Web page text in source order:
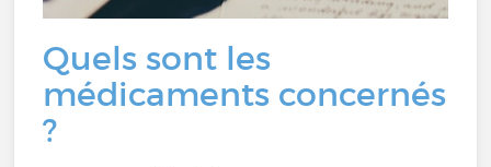
Quels sont les
médicaments concernés
?